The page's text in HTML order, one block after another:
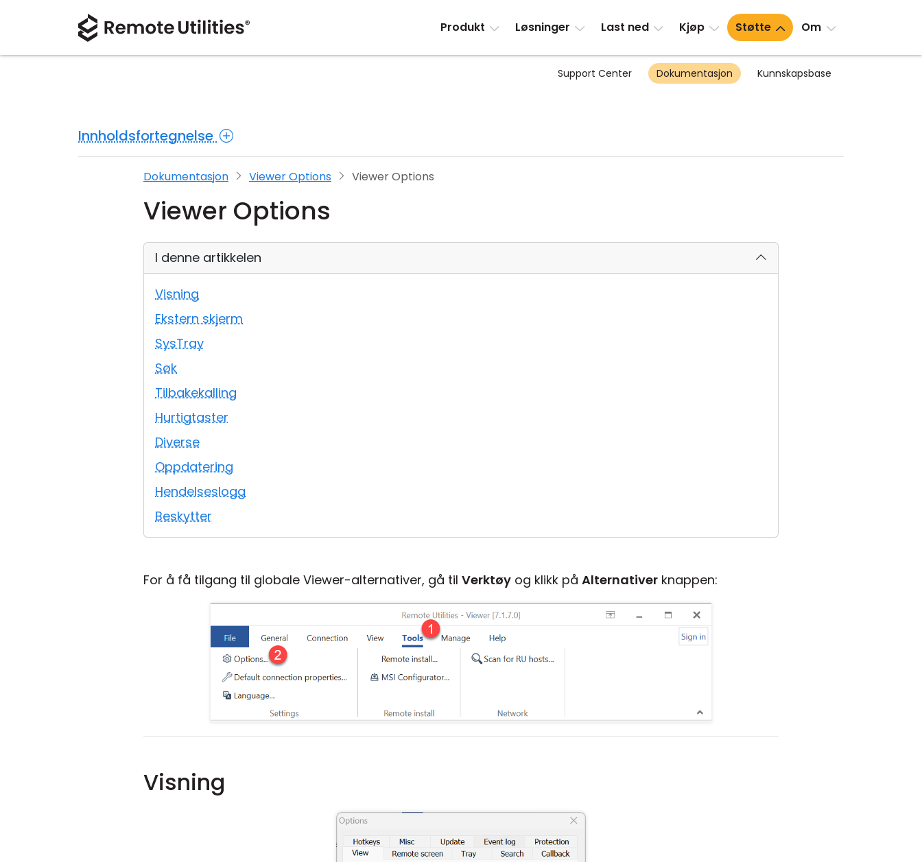
Produkt Løsninger Last ned Kjøp Støtte Om
Support Center Dokumentasjon Kunnskapsbase
Innholdsfortegnelse
Dokumentasjon Viewer Options Viewer Options
Viewer Options
I denne artikkelen
Visning
Ekstern skjerm
SysTray
Søk
Tilbakekalling
Hurtigtaster
Diverse
Oppdatering
Hendelseslogg
Beskytter
For å få tilgang til globale Viewer-alternativer, gå til Verktøy og klikk på Alternativer knappen:
Visning